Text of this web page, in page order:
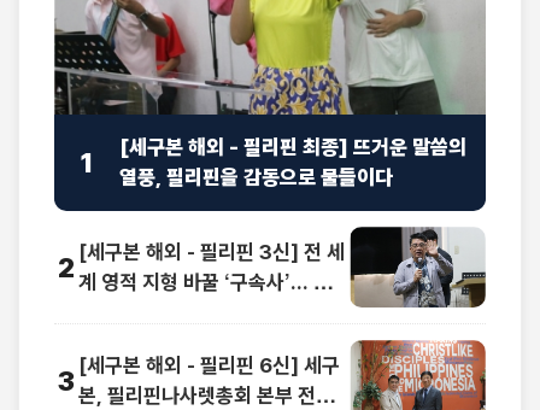
1
[세구본 해외 - 필리핀 최종] 뜨거운 말씀의
열풍, 필리핀을 감동으로 물들이다
2 [세구본 해외 - 필리핀 3신] 전 세
계 영적 지형 바꿀 ‘구속사’... 동남
3 [세구본 해외 - 필리핀 6신] 세구
본, 필리핀나사렛총회 본부 전격